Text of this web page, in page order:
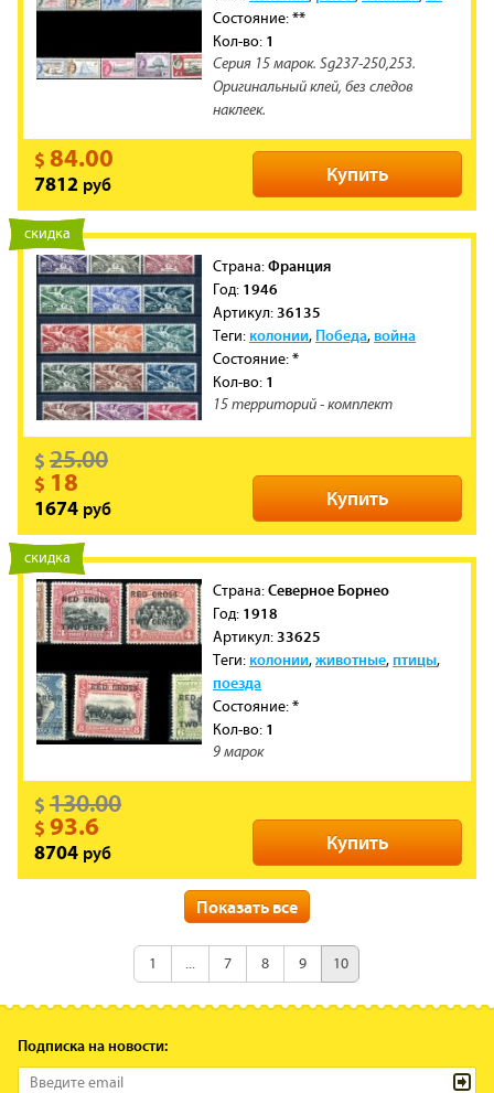
Состояние:**
Кол-во: 1
Серия 15 марок. Sg237-250,253.
Оригинальный клей, без следов
наклеек.
Купить
$ 84.00
7812 руб
новинка
скидка
Cтрана:Франция
Год: 1946
Артикул: 36135
Теги: колонии, Победа,война
Состояние:*
Кол-во: 1
15 территорий - комплект
Купить
$ 25.00
$ 18
1674 руб
новинка
скидка
Cтрана:Северное Борнео
Год: 1918
Артикул: 33625
Теги: колонии,животные,птицы,
поезда
Состояние:*
Кол-во: 1
9 марок
Купить
$ 130.00
$ 93.6
8704 руб
Год: 1918
Артикул:33623
Теги:колонии,животные,птицы,
Кол-во:1
Показать все
1 ... 7 8 9 10
Подписка на новости: